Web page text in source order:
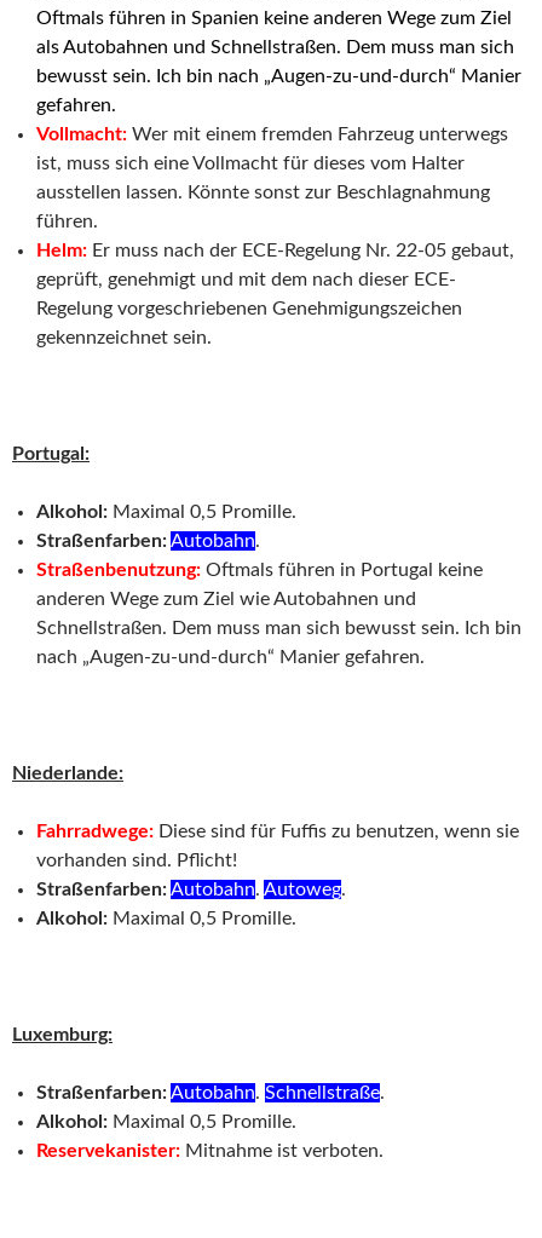
Oftmals führen in Spanien keine anderen Wege zum Ziel
als Autobahnen und Schnellstraßen. Dem muss man sich
bewusst sein. Ich bin nach „Augen-zu-und-durch“ Manier
gefahren.
Vollmacht: Wer mit einem fremden Fahrzeug unterwegs
ist, muss sich eine Vollmacht für dieses vom Halter
ausstellen lassen. Könnte sonst zur Beschlagnahmung
führen.
Helm: Er muss nach der ECE-Regelung Nr. 22-05 gebaut,
geprüft, genehmigt und mit dem nach dieser ECE-
Regelung vorgeschriebenen Genehmigungszeichen
gekennzeichnet sein.
Portugal:
Alkohol: Maximal 0,5 Promille.
Straßenfarben:Autobahn.
Straßenbenutzung: Oftmals führen in Portugal keine
anderen Wege zum Ziel wie Autobahnen und
Schnellstraßen. Dem muss man sich bewusst sein. Ich bin
nach „Augen-zu-und-durch“ Manier gefahren.
Niederlande:
Fahrradwege: Diese sind für Fuffis zu benutzen, wenn sie
vorhanden sind. Pflicht!
Straßenfarben:Autobahn. Autoweg.
Alkohol: Maximal 0,5 Promille.
Luxemburg:
Straßenfarben:Autobahn. Schnellstraße.
Alkohol: Maximal 0,5 Promille.
Reservekanister: Mitnahme ist verboten.